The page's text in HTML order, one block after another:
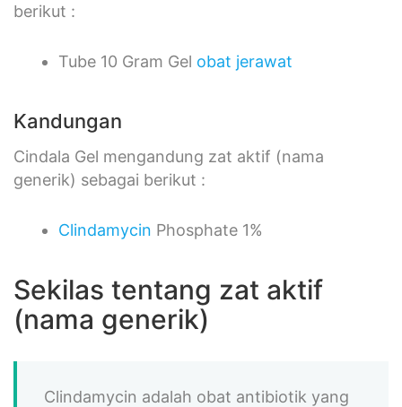
berikut :
Tube 10 Gram Gel obat jerawat
Kandungan
Cindala Gel mengandung zat aktif (nama
generik) sebagai berikut :
Clindamycin Phosphate 1%
Sekilas tentang zat aktif
(nama generik)
Clindamycin adalah obat antibiotik yang